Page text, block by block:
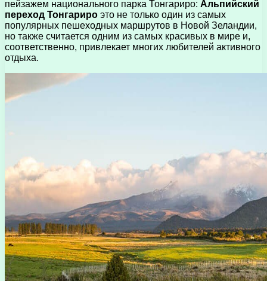
пейзажем национального парка Тонгариро: Альпийский
переход Тонгариро это не только один из самых
популярных пешеходных маршрутов в Новой Зеландии,
но также считается одним из самых красивых в мире и,
соответственно, привлекает многих любителей активного
отдыха.